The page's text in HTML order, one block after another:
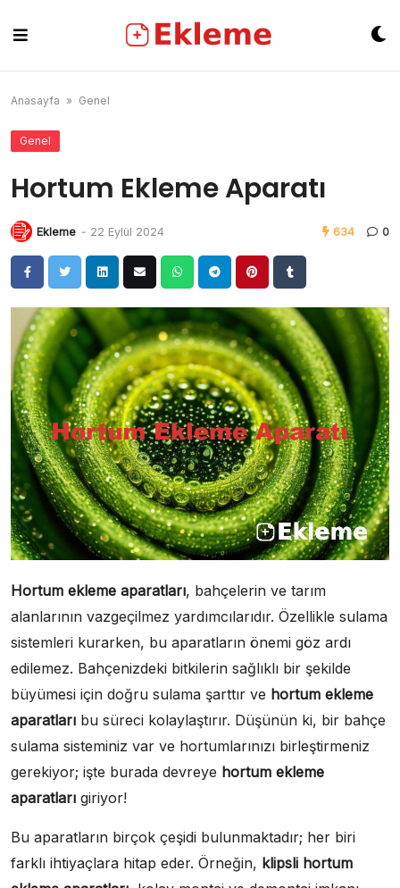
content
Anasayfa » Genel
Genel
Hortum Ekleme Aparatı
Ekleme - 22 Eylül 2024 634 0
Hortum ekleme aparatları, bahçelerin ve tarım
alanlarının vazgeçilmez yardımcılarıdır. Özellikle sulama
sistemleri kurarken, bu aparatların önemi göz ardı
edilemez. Bahçenizdeki bitkilerin sağlıklı bir şekilde
büyümesi için doğru sulama şarttır ve hortum ekleme
aparatları bu süreci kolaylaştırır. Düşünün ki, bir bahçe
sulama sisteminiz var ve hortumlarınızı birleştirmeniz
gerekiyor; işte burada devreye hortum ekleme
aparatları giriyor!
Bu aparatların birçok çeşidi bulunmaktadır; her biri
farklı ihtiyaçlara hitap eder. Örneğin, klipsli hortum